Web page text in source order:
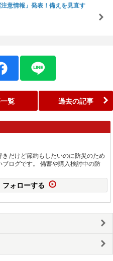
意情報」発表！備えを見直す
覧 過去の記事
きだけど節約もしたいのに防災のため
ログです。 備蓄や購入検討中の防
フォローする